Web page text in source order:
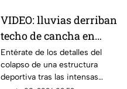
VIDEO: lluvias derriban
techo de cancha en
Chilpancingo; hubo
lesionados
Entérate de los detalles del
colapso de una estructura
deportiva tras las intensas